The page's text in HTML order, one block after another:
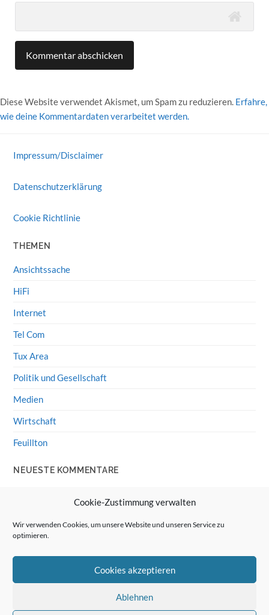
Cookie-Zustimmung verwalten
Wir verwenden Cookies, um unsere Website und unseren Service zu
optimieren.
Cookies akzeptieren
Ablehnen
Diese Website verwendet Akismet, um Spam zu reduzieren. Erfahre,
wie deine Kommentardaten verarbeitet werden.
Impressum/Disclaimer
Datenschutzerklärung
Cookie Richtlinie
THEMEN
Ansichtssache
HiFi
Internet
Tel Com
Tux Area
Politik und Gesellschaft
Medien
Wirtschaft
Feuillton
NEUESTE KOMMENTARE
Wolff von Rechenberg
Linux Mint: Google Drive integrieren
HiFi-Klassiker: Celestion 3